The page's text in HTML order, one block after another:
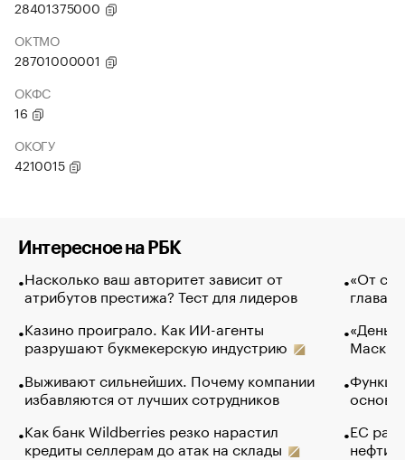
28401375000
ОКТМО
28701000001
ОКФС
16
ОКОГУ
4210015
Интересное на РБК
Насколько ваш авторитет зависит от
атрибутов престижа? Тест для лидеров
Казино проиграло. Как ИИ-агенты
разрушают букмекерскую индустрию
Выживают сильнейших. Почему компании
избавляются от лучших сотрудников
Как банк Wildberries резко нарастил
кредиты селлерам до атак на склады
«От
глава
Маск в
основ
ЕС
нефти